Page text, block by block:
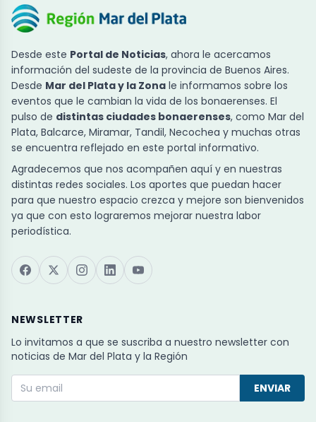
Desde este Portal de Noticias, ahora le acercamos
información del sudeste de la provincia de Buenos Aires.
Desde Mar del Plata y la Zona le informamos sobre los
eventos que le cambian la vida de los bonaerenses. El
pulso de distintas ciudades bonaerenses, como Mar del
Plata, Balcarce, Miramar, Tandil, Necochea y muchas otras
se encuentra reflejado en este portal informativo.
Agradecemos que nos acompañen aquí y en nuestras
distintas redes sociales. Los aportes que puedan hacer
para que nuestro espacio crezca y mejore son bienvenidos
ya que con esto lograremos mejorar nuestra labor
periodística.
NEWSLETTER
Lo invitamos a que se suscriba a nuestro newsletter con
noticias de Mar del Plata y la Región
ENVIAR